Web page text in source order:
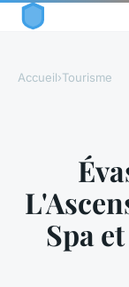
Accueil›Tourisme
Spa